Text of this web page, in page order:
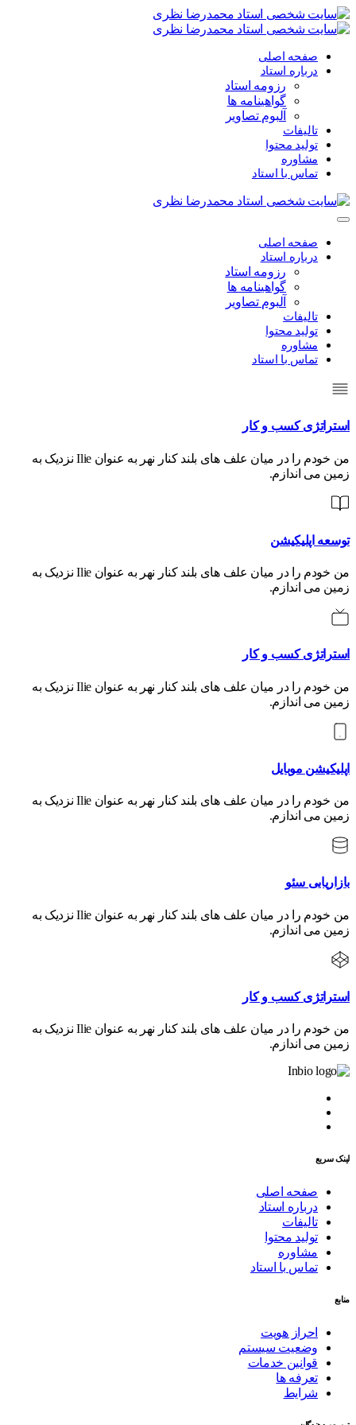
صفحه اصلی
درباره استاد
رزومه استاد
گواهینامه ها
آلبوم تصاویر
تالیفات
تولید محتوا
مشاوره
تماس با استاد
صفحه اصلی
درباره استاد
رزومه استاد
گواهینامه ها
آلبوم تصاویر
تالیفات
تولید محتوا
مشاوره
تماس با استاد
استراتژی کسب و کار
من خودم را در میان علف های بلند کنار نهر به عنوان Ilie نزدیک به
زمین می اندازم.
توسعه اپلیکیشن
من خودم را در میان علف های بلند کنار نهر به عنوان Ilie نزدیک به
زمین می اندازم.
استراتژی کسب و کار
من خودم را در میان علف های بلند کنار نهر به عنوان Ilie نزدیک به
زمین می اندازم.
اپلیکیشن موبایل
من خودم را در میان علف های بلند کنار نهر به عنوان Ilie نزدیک به
زمین می اندازم.
بازاریابی سئو
من خودم را در میان علف های بلند کنار نهر به عنوان Ilie نزدیک به
زمین می اندازم.
استراتژی کسب و کار
من خودم را در میان علف های بلند کنار نهر به عنوان Ilie نزدیک به
زمین می اندازم.
لینک سریع
صفحه اصلی
درباره استاد
تالیفات
تولید محتوا
مشاوره
تماس با استاد
منابع
احراز هویت
وضعیت سیستم
قوانین خدمات
تعرفه ها
شرایط